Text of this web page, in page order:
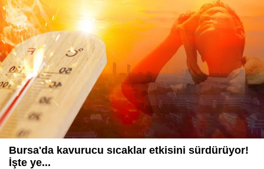
Bursa'da kavurucu sıcaklar etkisini sürdürüyor!
İşte ye...